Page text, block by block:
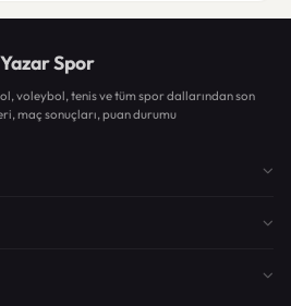
Yazar Spor
voleybol, tenis ve tüm spor dallarından son
maç sonuçları, puan durumu